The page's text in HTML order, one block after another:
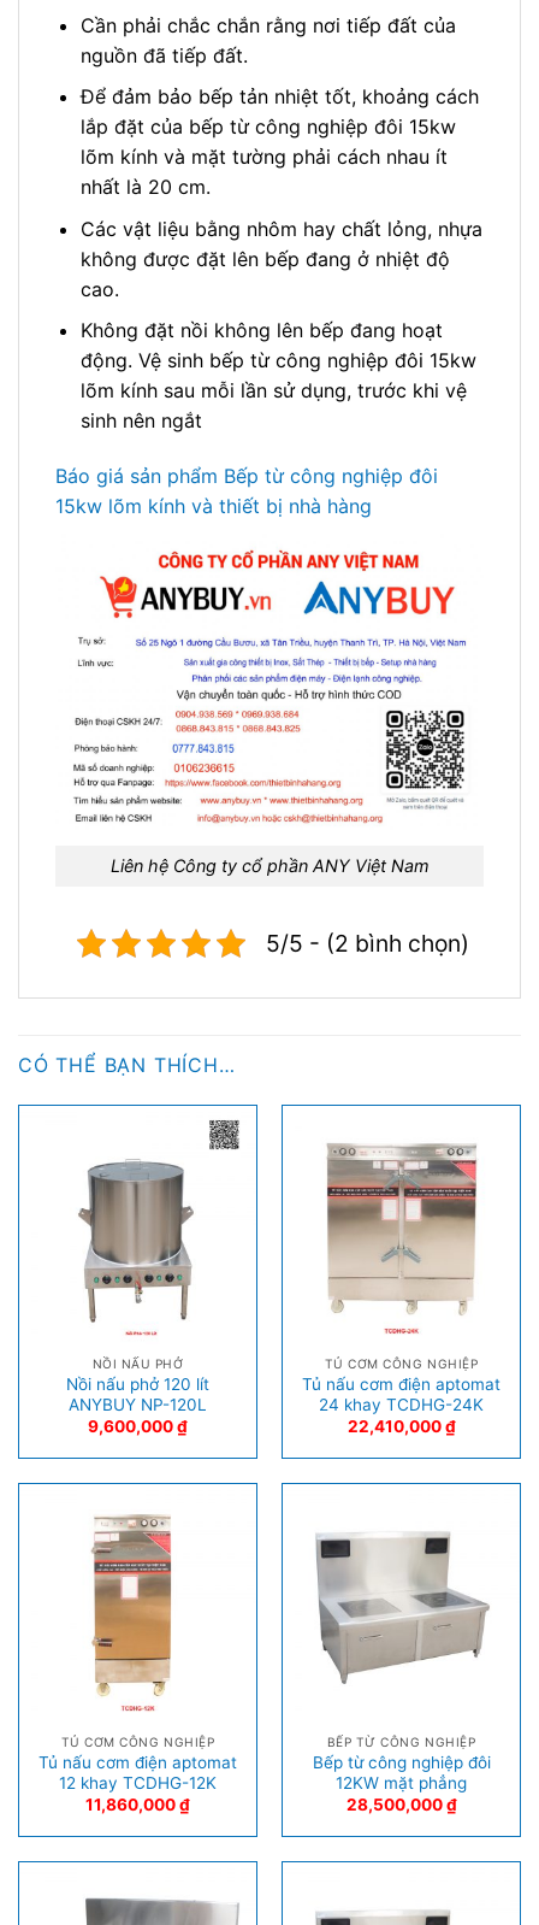
Cần phải chắc chắn rằng nơi tiếp đất của
nguồn đã tiếp đất.
Để đảm bảo bếp tản nhiệt tốt, khoảng cách
lắp đặt của bếp từ công nghiệp đôi 15kw
lõm kính và mặt tường phải cách nhau ít
nhất là 20 cm.
Các vật liệu bằng nhôm hay chất lỏng, nhựa
không được đặt lên bếp đang ở nhiệt độ
cao.
Không đặt nồi không lên bếp đang hoạt
động. Vệ sinh bếp từ công nghiệp đôi 15kw
lõm kính sau mỗi lần sử dụng, trước khi vệ
sinh nên ngắt
Báo giá sản phẩm Bếp từ công nghiệp đôi
15kw lõm kính và thiết bị nhà hàng
Liên hệ Công ty cổ phần ANY Việt Nam
5/5 - (2 bình chọn)
CÓ THỂ BẠN THÍCH…
NỒI NẤU PHỞ
Nồi nấu phở 120 lít
ANYBUY NP-120L
9,600,000₫
TỦ CƠM CÔNG NGHIỆP
Tủ nấu cơm điện aptomat
24 khay TCDHG-24K
22,410,000₫
TỦ CƠM CÔNG NGHIỆP
Tủ nấu cơm điện aptomat
12 khay TCDHG-12K
11,860,000₫
BẾP TỪ CÔNG NGHIỆP
Bếp từ công nghiệp đôi
12KW mặt phẳng
28,500,000₫